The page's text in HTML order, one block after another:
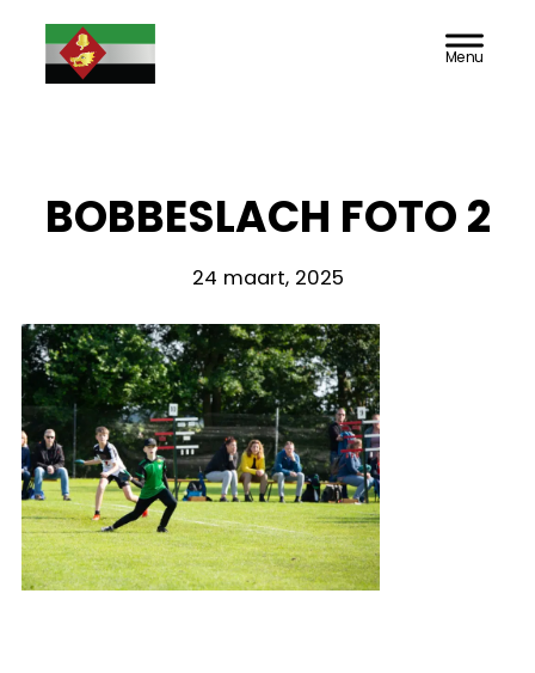
Door
naar
de
Doarpsbelang
Header
BOBBESLACH FOTO 2
24 maart, 2025